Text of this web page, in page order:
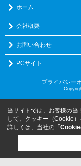
ホーム
会社概要
お問い合わせ
PCサイト
プライバシー
当サイトでは、お客様の当
して、クッキー（Cookie）
詳しくは、当社の 「